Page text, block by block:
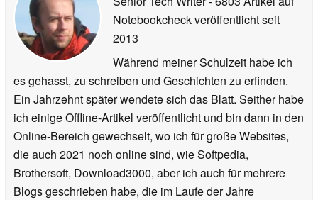
Notebookcheck veröffentlichtseit
2013
Während meiner Schulzeit habe ich
es gehasst, zu schreiben und Geschichten zu erfinden.
Ein Jahrzehnt später wendete sich das Blatt. Seither habe
ich einige Offline-Artikel veröffentlicht und bin dann in den
Online-Bereich gewechselt, wo ich für große Websites,
die auch 2021 noch online sind, wie Softpedia,
Brothersoft, Download3000, aber ich auch für mehrere
Blogs geschrieben habe, die im Laufe der Jahre